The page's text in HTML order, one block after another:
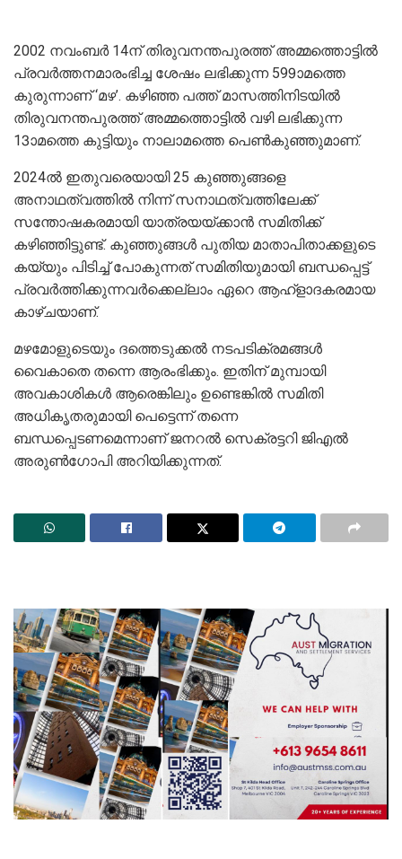
2002 നവംബർ 14ന് തിരുവനന്തപുരത്ത് അമ്മത്തൊട്ടിൽ
പ്രവർത്തനമാരംഭിച്ച ശേഷം ലഭിക്കുന്ന 599ാമത്തെ
കുരുന്നാണ് ‘മഴ’. കഴിഞ്ഞ പത്ത് മാസത്തിനിടയിൽ
തിരുവനന്തപുരത്ത് അമ്മത്തൊട്ടിൽ വഴി ലഭിക്കുന്ന
13ാമത്തെ കുട്ടിയും നാലാമത്തെ പെൺകുഞ്ഞുമാണ്.
2024ൽ ഇതുവരെയായി 25 കുഞ്ഞുങ്ങളെ
അനാഥത്വത്തില്‍ നിന്ന് സനാഥത്വത്തിലേക്ക്
സന്തോഷകരമായി യാത്രയയ്ക്കാൻ സമിതിക്ക്
കഴിഞ്ഞിട്ടുണ്ട്. കുഞ്ഞുങ്ങള്‍ പുതിയ മാതാപിതാക്കളുടെ
കയ്യും പിടിച്ച് പോകുന്നത് സമിതിയുമായി ബന്ധപ്പെട്ട്
പ്രവര്‍ത്തിക്കുന്നവര്‍ക്കെല്ലാം ഏറെ ആഹ്ളാദകരമായ
കാഴ്ചയാണ്.
മഴമോളുടെയും ദത്തെടുക്കൽ നടപടിക്രമങ്ങൾ
വൈകാതെ തന്നെ ആരംഭിക്കും. ഇതിന് മുമ്പായി
അവകാശികൾ ആരെങ്കിലും ഉണ്ടെങ്കിൽ സമിതി
അധികൃതരുമായി പെട്ടെന്ന് തന്നെ
ബന്ധപ്പെടണമെന്നാണ് ജനറൽ സെക്രട്ടറി ജിഎൽ
അരുൺഗോപി അറിയിക്കുന്നത്.